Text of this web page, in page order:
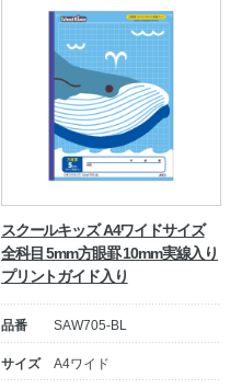
スクールキッズ A4ワイドサイズ
全科目 5mm方眼罫 10mm実線入り
プリントガイド入り
品番 SAW705-BL
サイズ A4ワイド